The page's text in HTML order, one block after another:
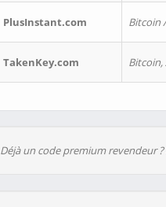
PlusInstant.com Bitcoin
TakenKey.com Bitcoin,
Déjà un code premium revendeur ?